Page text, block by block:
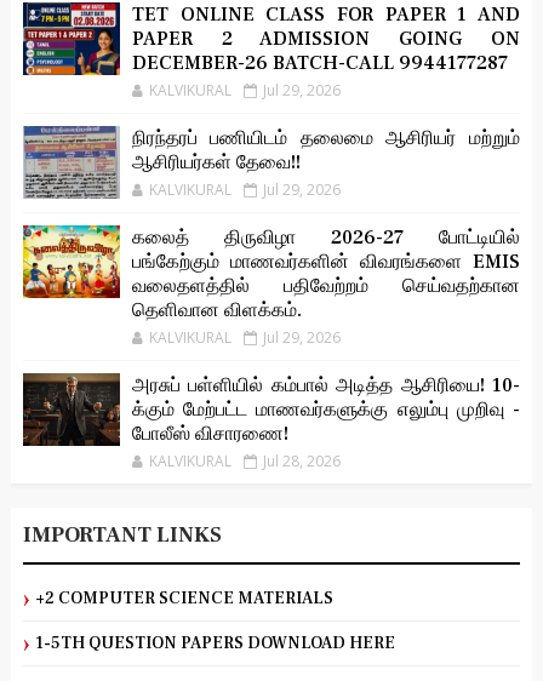
TET ONLINE CLASS FOR PAPER 1 AND
PAPER 2 ADMISSION GOING ON
DECEMBER-26 BATCH-CALL 9944177287
KALVIKURAL Jul 29, 2026
நிரந்தரப் பணியிடம் தலைமை ஆசிரியர் மற்றும்
ஆசிரியர்கள் தேவை!!
KALVIKURAL Jul 29, 2026
கலைத் திருவிழா 2026-27 போட்டியில்
பங்கேற்கும் மாணவர்களின் விவரங்களை EMIS
வலைதளத்தில் பதிவேற்றம் செய்வதற்கான
தெளிவான விளக்கம்.
KALVIKURAL Jul 29, 2026
அரசுப் பள்ளியில் கம்பால் அடித்த ஆசிரியை! 10-
க்கும் மேற்பட்ட மாணவர்களுக்கு எலும்பு முறிவு -
போலீஸ் விசாரணை!
KALVIKURAL Jul 28, 2026
IMPORTANT LINKS
+2 COMPUTER SCIENCE MATERIALS
1-5TH QUESTION PAPERS DOWNLOAD HERE